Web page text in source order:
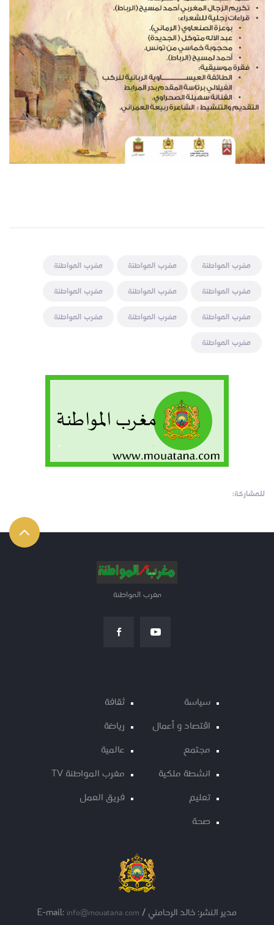
مغرب المواطنة مغرب المواطنة
مغرب المواطنة
مغرب المواطنة
مغرب المواطنة
مغرب المواطنة
مغرب المواطنة
مغرب المواطنة
مغرب المواطنة
مغرب المواطنة
للمشاركة:
مغرب المواطنة
سياسة
اقتصاد و أعمال
مجتمع
انشطة ملكية
تعليم
صحة
ثقافة
رياضة
عالمية
مغرب المواطنة TV
فريق العمل
مدير النشر: خالد الرحامني / E-mail: info@mouatana.com